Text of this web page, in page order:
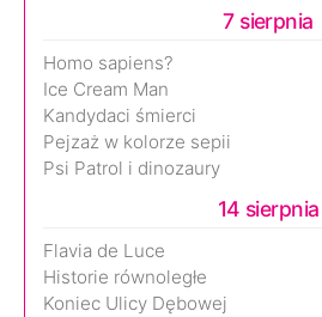
7 sierpnia
Homo sapiens?
Ice Cream Man
Kandydaci śmierci
Pejzaż w kolorze sepii
Psi Patrol i dinozaury
14 sierpnia
Flavia de Luce
Historie równoległe
Koniec Ulicy Dębowej